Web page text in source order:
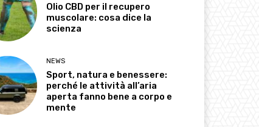
Olio CBD per il recupero
muscolare: cosa dice la
scienza
NEWS
Sport, natura e benessere:
perché le attività all’aria
aperta fanno bene a corpo e
mente